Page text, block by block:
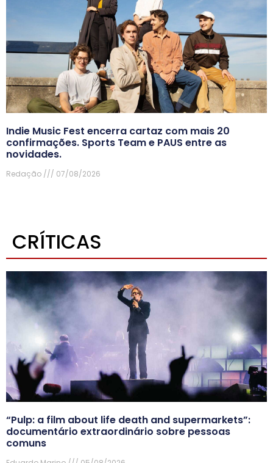
Indie Music Fest encerra cartaz com mais 20
confirmações. Sports Team e PAUS entre as
novidades.
Redação 07/08/2026
CRÍTICAS
“Pulp: a film about life death and supermarkets”:
documentário extraordinário sobre pessoas
comuns